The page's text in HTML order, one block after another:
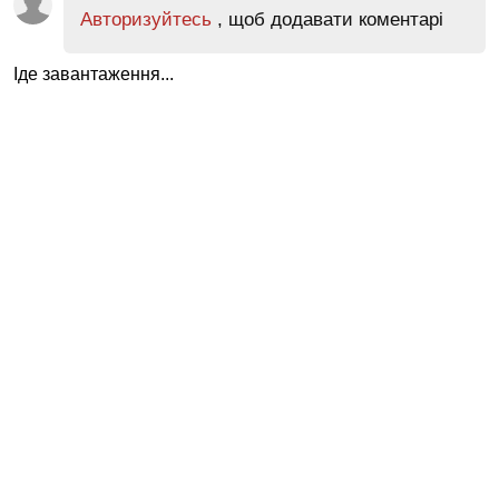
Авторизуйтесь , щоб додавати коментарі
Іде завантаження...